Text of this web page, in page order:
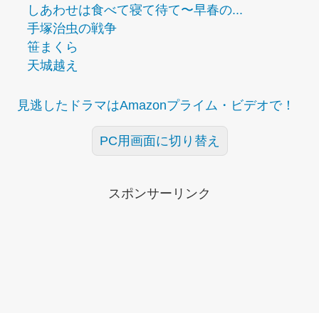
しあわせは食べて寝て待て〜早春の...
手塚治虫の戦争
笹まくら
天城越え
見逃したドラマはAmazonプライム・ビデオで！
PC用画面に切り替え
スポンサーリンク